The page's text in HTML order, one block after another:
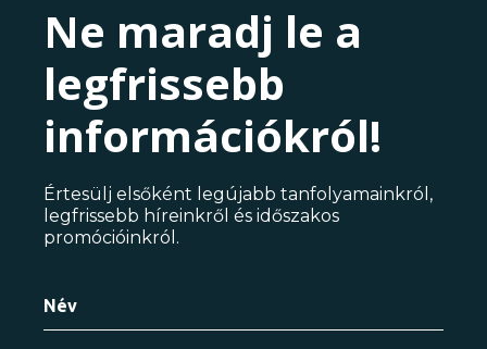
Ne maradj le a
legfrissebb
információkról!
Értesülj elsőként legújabb tanfolyamainkról,
legfrissebb híreinkről és időszakos
promócióinkról.